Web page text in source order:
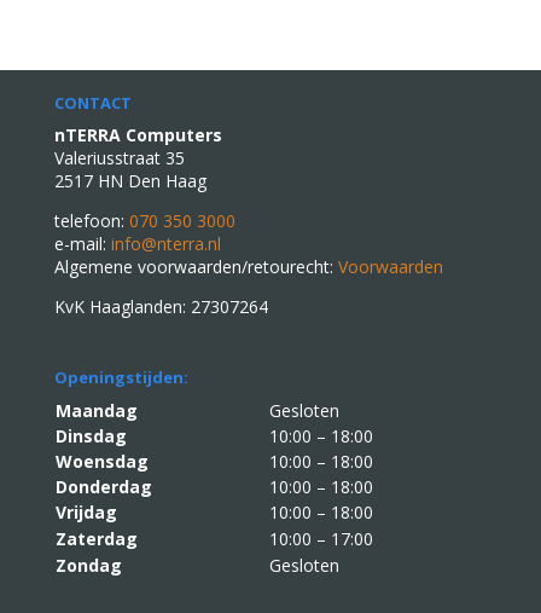
CONTACT
nTERRA Computers
Valeriusstraat 35
2517 HN Den Haag
telefoon: 070 350 3000
e-mail: info@nterra.nl
Algemene voorwaarden/retourecht: Voorwaarden
KvK Haaglanden: 27307264
Openingstijden:
Maandag
Gesloten
Dinsdag
10:00 – 18:00
Woensdag
10:00 – 18:00
Donderdag
10:00 – 18:00
Vrijdag
10:00 – 18:00
Zaterdag
10:00 – 17:00
Zondag
Gesloten